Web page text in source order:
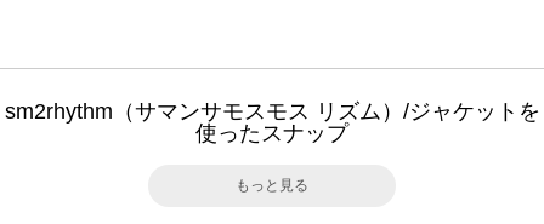
sm2rhythm（サマンサモスモス リズム）/ジャケットを
使ったスナップ
もっと見る